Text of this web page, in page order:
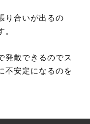
り合いが出るの
。
発散できるのでス
不安定になるのを